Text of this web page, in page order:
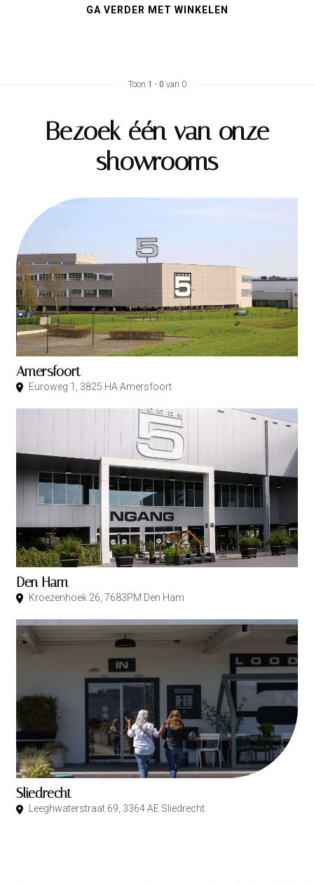
GA VERDER MET WINKELEN
Toon 1 - 0 van 0
Bezoek één van onze
showrooms
Amersfoort
Euroweg 1, 3825 HA Amersfoort
Den Ham
Kroezenhoek 26, 7683PM Den Ham
Sliedrecht
Leeghwaterstraat 69, 3364 AE Sliedrecht